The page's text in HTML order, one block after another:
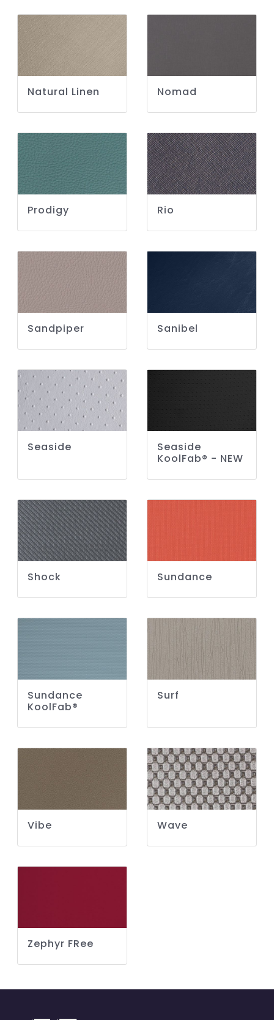
Natural Linen Nomad
Prodigy Rio
Sandpiper Sanibel
Seaside
Seaside
KoolFab® - NEW
Shock Sundance
Sundance
KoolFab®
Surf
Vibe Wave
Zephyr FRee